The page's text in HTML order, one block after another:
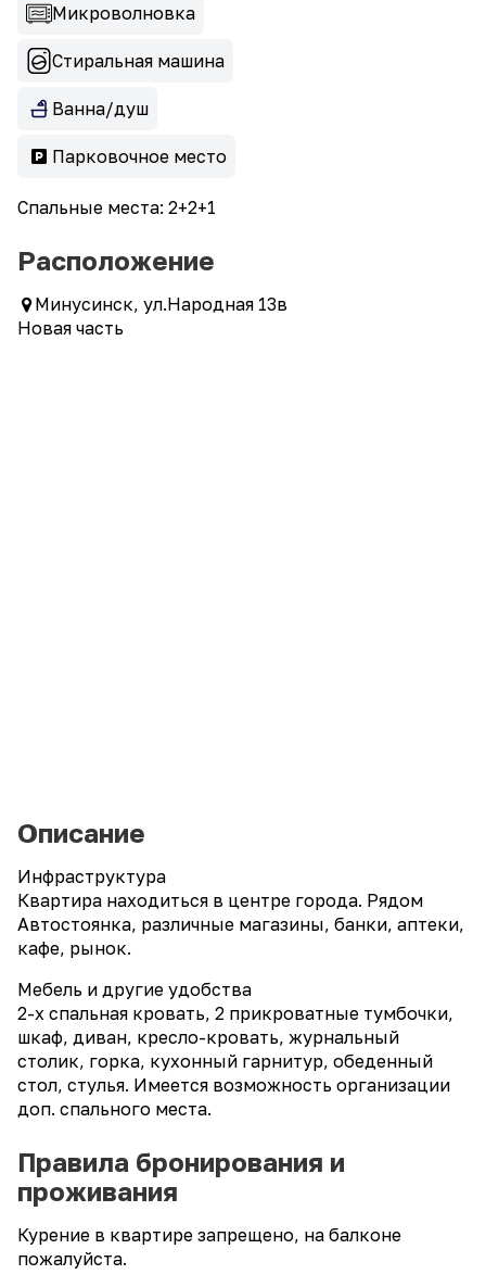
Микроволновка
Стиральная машина
Ванна/душ
Парковочное место
Спальные места: 2+2+1
Расположение
Минусинск, ул.Народная 13в
Новая часть
Описание
Инфраструктура
Квартира находиться в центре города. Рядом
Автостоянка, различные магазины, банки, аптеки,
кафе, рынок.
Мебель и другие удобства
2-х спальная кровать, 2 прикроватные тумбочки,
шкаф, диван, кресло-кровать, журнальный
столик, горка, кухонный гарнитур, обеденный
стол, стулья. Имеется возможность организации
доп. спального места.
Правила бронирования и
проживания
Курение в квартире запрещено, на балконе
пожалуйста.